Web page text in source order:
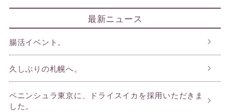
最新ニュース
腸活イベント。
久しぶりの札幌へ。
ペニンシュラ東京に、ドライスイカを採用いただきま
した。